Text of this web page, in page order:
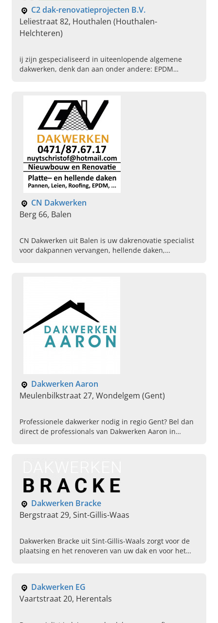
C2 dak-renovatieprojecten B.V.
Leliestraat 82, Houthalen (Houthalen-
Helchteren)
ij zijn gespecialiseerd in uiteenlopende algemene
dakwerken, denk dan aan onder andere: EPDM
van uw dak neemt u vrijblijvend contact op.
CN Dakwerken
Berg 66, Balen
CN Dakwerken uit Balen is uw dakrenovatie specialist
voor dakpannen vervangen, hellende daken,
Dakwerken Aaron
Meulenbilkstraat 27, Wondelgem (Gent)
Professionele dakwerker nodig in regio Gent? Bel dan
direct de professionals van Dakwerken Aaron in
Dakwerken Bracke
Bergstraat 29, Sint-Gillis-Waas
Dakwerken Bracke uit Sint-Gillis-Waals zorgt voor de
plaatsing en het renoveren van uw dak en voor het
Dakwerken EG
Vaartstraat 20, Herentals